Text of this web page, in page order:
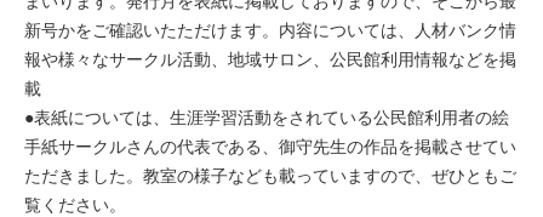
新号かをご確認いたただけます。内容については、人材バンク情
報や様々なサークル活動、地域サロン、公民館利用情報などを掲
載
●表紙については、生涯学習活動をされている公民館利用者の絵
手紙サークルさんの代表である、御守先生の作品を掲載させてい
ただきました。教室の様子なども載っていますので、ぜひともご
覧ください。